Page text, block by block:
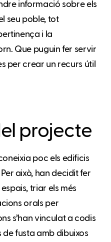
informació sobre els
seu poble, tot
i la
Que puguin fer servir
per crear un recurs útil
projecte
poc els edificis
això, han decidit fer
triar els més
orals per
s’han vinculat a codis
fusta amb dibuixos